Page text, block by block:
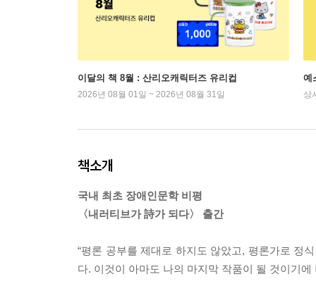
이달의 책 8월 : 산리오캐릭터즈 유리컵
2026년 08월 01일 ~ 2026년 08월 31일
예
상
책소개
국내 최초 장애인문학 비평
〈내러티브가 詩가 되다〉 출간
“평론 공부를 제대로 하지도 않았고, 평론가로 정
다. 이것이 아마도 나의 마지막 작품이 될 것이기